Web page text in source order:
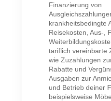
Finanzierung von
krankheitsbedingte
Reisekosten, Aus-,
tariflich vereinbarte
wie Zuzahlungen
Rabatte und
Ausgaben zur
und Betrieb deiner
beispielsweise